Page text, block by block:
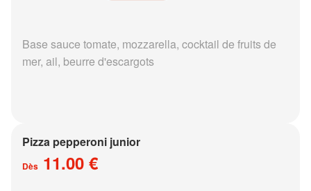
Base sauce tomate, mozzarella, cocktail de fruits de
mer, ail, beurre d'escargots
Pizza pepperoni junior
Dès 11.00 €